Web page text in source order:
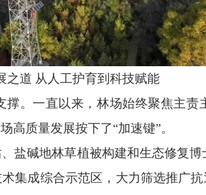
之道 从人工护育到科技赋能
。一直以来，林场始终聚焦主责
高质量发展按下了“加速键”。
盐碱地林草植被构建和生态修复
集成综合示范区，大力筛选推广